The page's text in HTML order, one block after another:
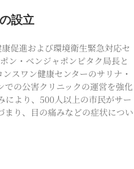
設立
促進および環境衛生緊急対応セ
ン・ベンジャポンピタク局長と
スワン健康センターのサリナ・
の公害クリニックの運営を強化
により、500人以上の市民がサー
まり、目の痛みなどの症状につい